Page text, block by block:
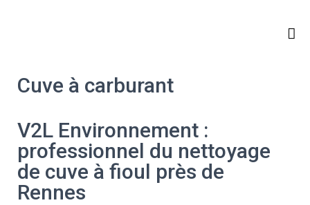
Cuve à carburant
V2L Environnement :
professionnel du nettoyage
de cuve à fioul près de
Rennes